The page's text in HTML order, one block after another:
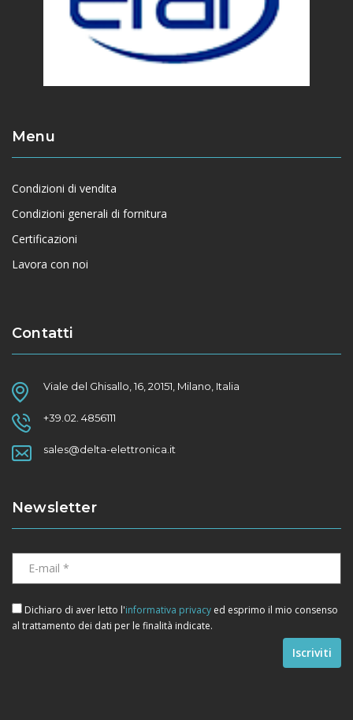
Menu
Condizioni di vendita
Condizioni generali di fornitura
Certificazioni
Lavora con noi
Contatti
Viale del Ghisallo, 16, 20151, Milano, Italia
+39.02. 4856111
sales@delta-elettronica.it
Newsletter
Dichiaro di aver letto l'informativa privacy ed esprimo il mio consenso
al trattamento dei dati per le finalità indicate.